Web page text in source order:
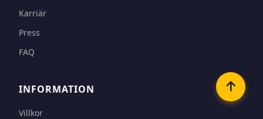
Karriär
Press
FAQ
INFORMATION
Villkor